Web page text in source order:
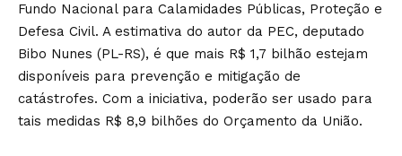
Fundo Nacional para Calamidades Públicas, Proteção e
Defesa Civil. A estimativa do autor da PEC, deputado
Bibo Nunes (PL-RS), é que mais R$ 1,7 bilhão estejam
disponíveis para prevenção e mitigação de
catástrofes. Com a iniciativa, poderão ser usado para
tais medidas R$ 8,9 bilhões do Orçamento da União.